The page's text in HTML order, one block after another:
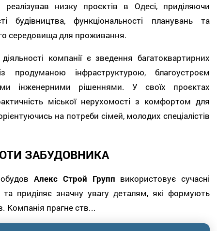
реалізував низку проєктів в Одесі, приділяючи
будівництва, функціональності планувань та
середовища для проживання.
компанії є зведення багатоквартирних
продуманою інфраструктурою, благоустроєм
інженерними рішеннями. У своїх проєктах
міської нерухомості з комфортом для
на потреби сімей, молодих спеціалістів
ЗАБУДОВНИКА
Алекс Строй Групп використовує сучасні
та приділяє значну увагу деталям, які формують
Компанія прагне ств...